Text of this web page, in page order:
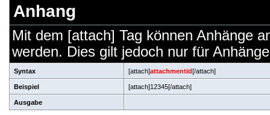
Anhang
Mit dem [attach] Tag können Anhänge
werden. Dies gilt jedoch nur für
Syntax [attach]attachmentid[/attach]
Beispiel [attach]12345[/attach]
Ausgabe